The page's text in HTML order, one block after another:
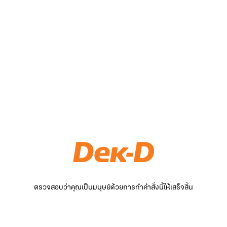
ตรวจสอบว่าคุณเป็นมนุษย์ด้วยการทำคำสั่งนี้ให้เสร็จสิ้น